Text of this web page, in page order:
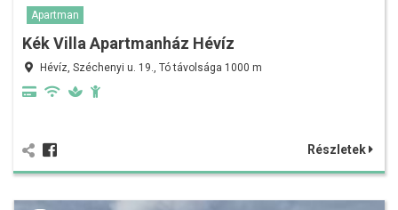
Apartman
Kék Villa Apartmanház Hévíz
Hévíz, Széchenyi u. 19., Tó távolsága 1000 m
Részletek